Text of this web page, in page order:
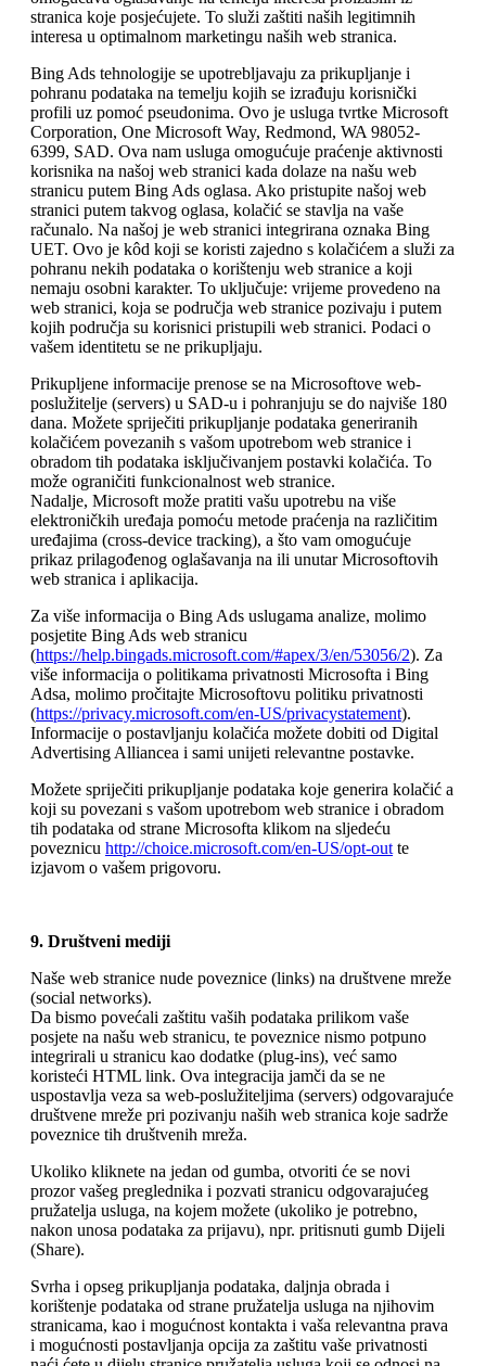
stranica koje posjećujete. To služi zaštiti naših legitimnih
interesa u optimalnom marketingu naših web stranica.
Bing Ads tehnologije se upotrebljavaju za prikupljanje i
pohranu podataka na temelju kojih se izrađuju korisnički
profili uz pomoć pseudonima. Ovo je usluga tvrtke Microsoft
Corporation, One Microsoft Way, Redmond, WA 98052-
6399, SAD. Ova nam usluga omogućuje praćenje aktivnosti
korisnika na našoj web stranici kada dolaze na našu web
stranicu putem Bing Ads oglasa. Ako pristupite našoj web
stranici putem takvog oglasa, kolačić se stavlja na vaše
računalo. Na našoj je web stranici integrirana oznaka Bing
UET. Ovo je kôd koji se koristi zajedno s kolačićem a služi za
pohranu nekih podataka o korištenju web stranice a koji
nemaju osobni karakter. To uključuje: vrijeme provedeno na
web stranici, koja se područja web stranice pozivaju i putem
kojih područja su korisnici pristupili web stranici. Podaci o
vašem identitetu se ne prikupljaju.
Prikupljene informacije prenose se na Microsoftove web-
poslužitelje (servers) u SAD-u i pohranjuju se do najviše 180
dana. Možete spriječiti prikupljanje podataka generiranih
kolačićem povezanih s vašom upotrebom web stranice i
obradom tih podataka isključivanjem postavki kolačića. To
može ograničiti funkcionalnost web stranice.
Nadalje, Microsoft može pratiti vašu upotrebu na više
elektroničkih uređaja pomoću metode praćenja na različitim
uređajima (cross-device tracking), a što vam omogućuje
prikaz prilagođenog oglašavanja na ili unutar Microsoftovih
web stranica i aplikacija.
Za više informacija o Bing Ads uslugama analize, molimo
posjetite Bing Ads web stranicu
(https://help.bingads.microsoft.com/#apex/3/en/53056/2). Za
više informacija o politikama privatnosti Microsofta i Bing
Adsa, molimo pročitajte Microsoftovu politiku privatnosti
(https://privacy.microsoft.com/en-US/privacystatement).
Informacije o postavljanju kolačića možete dobiti od Digital
Advertising Alliancea i sami unijeti relevantne postavke.
Možete spriječiti prikupljanje podataka koje generira kolačić a
koji su povezani s vašom upotrebom web stranice i obradom
tih podataka od strane Microsofta klikom na sljedeću
poveznicu http://choice.microsoft.com/en-US/opt-out te
izjavom o vašem prigovoru.
9. Društveni mediji
Naše web stranice nude poveznice (links) na društvene mreže
(social networks).
Da bismo povećali zaštitu vaših podataka prilikom vaše
posjete na našu web stranicu, te poveznice nismo potpuno
integrirali u stranicu kao dodatke (plug-ins), već samo
koristeći HTML link. Ova integracija jamči da se ne
uspostavlja veza sa web-poslužiteljima (servers) odgovarajuće
društvene mreže pri pozivanju naših web stranica koje sadrže
poveznice tih društvenih mreža.
Ukoliko kliknete na jedan od gumba, otvoriti će se novi
prozor vašeg preglednika i pozvati stranicu odgovarajućeg
pružatelja usluga, na kojem možete (ukoliko je potrebno,
nakon unosa podataka za prijavu), npr. pritisnuti gumb Dijeli
(Share).
Svrha i opseg prikupljanja podataka, daljnja obrada i
korištenje podataka od strane pružatelja usluga na njihovim
stranicama, kao i mogućnost kontakta i vaša relevantna prava
i mogućnosti postavljanja opcija za zaštitu vaše privatnosti